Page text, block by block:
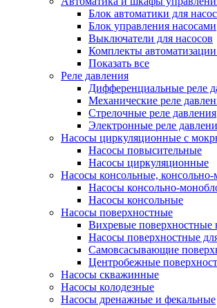
Блок автоматики для
Блок управления насосами
Выключатели для насосов
Комплекты автоматизации
Показать все
Реле давления
Дифференциальные реле
Механические реле
Стрелочные реле давления
Электронные реле
Насосы циркуляционные с
Насосы повысительные
Насосы циркуляционные
Насосы консольные,
Насосы консольно-
Насосы консольные
Насосы поверхностные
Вихревые поверхностные
Насосы поверхностные
Самовсасывающие
Центробежные
Насосы скважинные
Насосы колодезные
Насосы дренажные и фекальные